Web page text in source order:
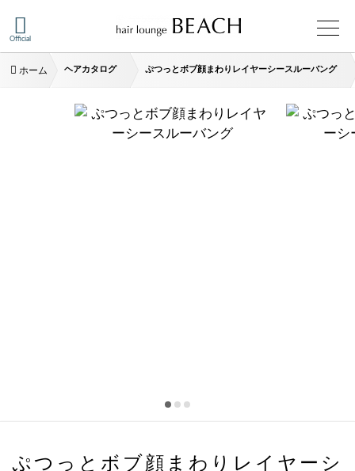
Official
ホーム ヘアカタログ ぷつっとボブ顔まわりレイヤーシースルーバング
ぷつっとボブ顔まわりレイヤーシ